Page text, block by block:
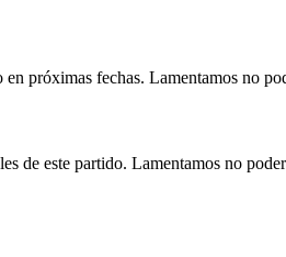
próximas fechas. Lamentamos no
de este partido. Lamentamos no